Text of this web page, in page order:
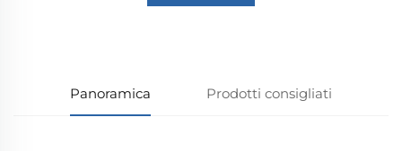
Panoramica Prodotti consigliati